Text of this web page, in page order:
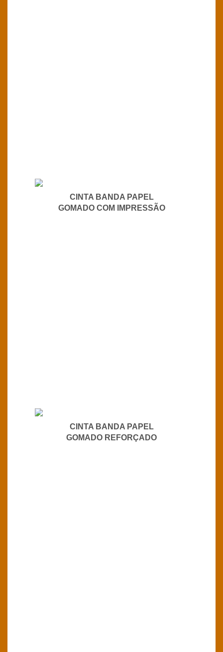
CINTA BANDA PAPEL
GOMADO COM IMPRESSÃO
CINTA BANDA PAPEL
GOMADO REFORÇADO